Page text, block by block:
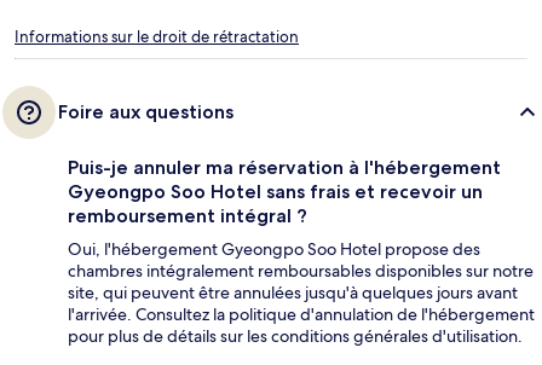
Informations sur le droit de rétractation
Foire aux questions
Puis-je annuler ma réservation à l'hébergement
Gyeongpo Soo Hotel sans frais et recevoir un
remboursement intégral ?
Oui, l'hébergement Gyeongpo Soo Hotel propose des
chambres intégralement remboursables disponibles sur notre
site, qui peuvent être annulées jusqu'à quelques jours avant
l'arrivée. Consultez la politique d'annulation de l'hébergement
pour plus de détails sur les conditions générales d'utilisation.